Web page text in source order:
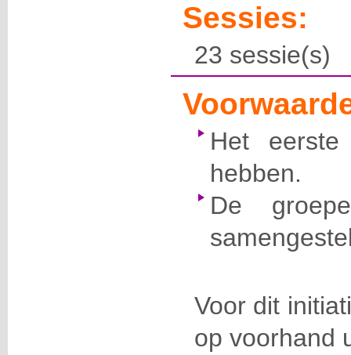
Sessies:
23 sessie(s)
Het
hebben.
De
Voor dit
op voorhand